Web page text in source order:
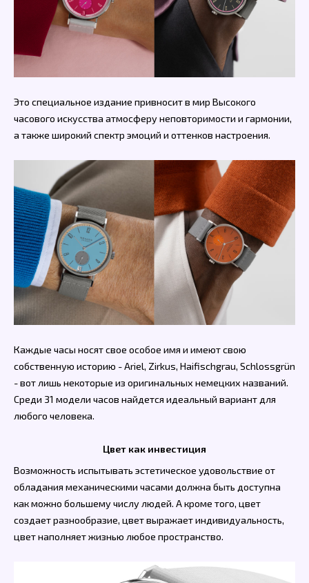
Это специальное издание привносит в мир Высокого
часового искусства атмосферу неповторимости и гармонии,
а также широкий спектр эмоций и оттенков настроения.
Каждые часы носят свое особое имя и имеют свою
собственную историю - Ariel, Zirkus, Haifischgrau, Schlossgrün
- вот лишь некоторые из оригинальных немецких названий.
Среди 31 модели часов найдется идеальный вариант для
любого человека.
Цвет как инвестиция
Возможность испытывать эстетическое удовольствие от
обладания механическими часами должна быть доступна
как можно большему числу людей. А кроме того, цвет
создает разнообразие, цвет выражает индивидуальность,
цвет наполняет жизнью любое пространство.